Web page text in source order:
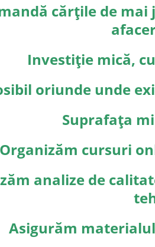
cărțile de
Investiție mică,
oriunde unde
Suprafața
Organizăm cursuri
analize de
Asigurăm